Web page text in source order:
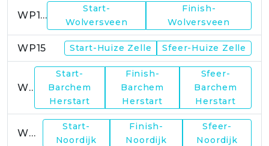
WP14
Start-
Wolversveen
Finish-
Wolversveen
WP15 Start-Huize Zelle Sfeer-Huize Zelle
WP17
Start-
Barchem
Herstart
Finish-
Barchem
Herstart
Sfeer-
Barchem
Herstart
WP19
Start-
Noordijk
Finish-
Noordijk
Sfeer-
Noordijk